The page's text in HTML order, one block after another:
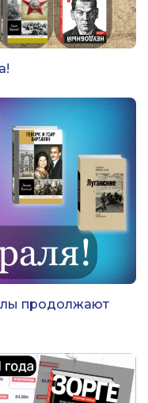
продолжают